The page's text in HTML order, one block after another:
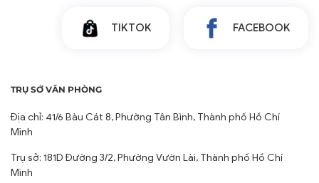
TIKTOK FACEBOOK
TRỤ SỞ VĂN PHÒNG
Địa chỉ: 41/6 Bàu Cát 8, Phường Tân Bình, Thành phố Hồ Chí
Minh
Trụ sở: 181D Đường 3/2, Phường Vườn Lài, Thành phố Hồ Chí
Minh